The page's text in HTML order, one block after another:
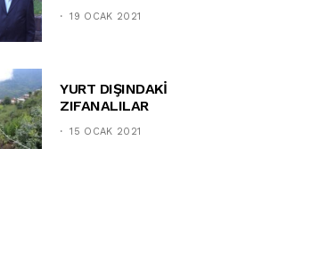
19 OCAK 2021
YURT DIŞINDAKİ
ZIFANALILAR
15 OCAK 2021